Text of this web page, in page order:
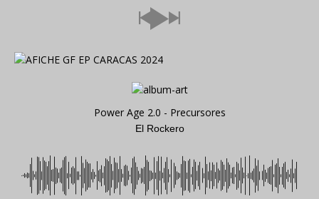
Power Age 2.0 - Precursores
El Rockero